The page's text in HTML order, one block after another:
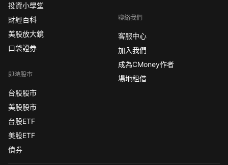
投資小學堂
財經百科
美股放大鏡
口袋證券
即時股市
台股股市
美股股市
台股ETF
美股ETF
債券
聯絡我們
客服中心
加入我們
成為CMoney作者
場地租借